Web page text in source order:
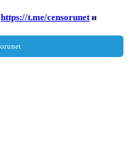
https://t.me/censorunet и